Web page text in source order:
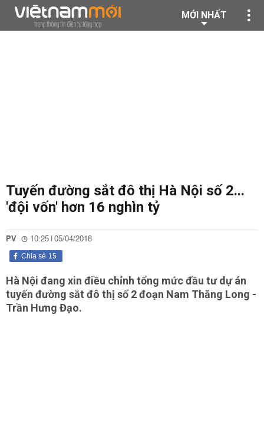
MỚI NHẤT
Tuyến đường sắt đô thị Hà Nội số 2...
'đội vốn' hơn 16 nghìn tỷ
PV 10:25 | 05/04/2018
15
Chia sẻ
Hà Nội đang xin điều chỉnh tổng mức đầu tư dự án
tuyến đường sắt đô thị số 2 đoạn Nam Thăng Long -
Trần Hưng Đạo.